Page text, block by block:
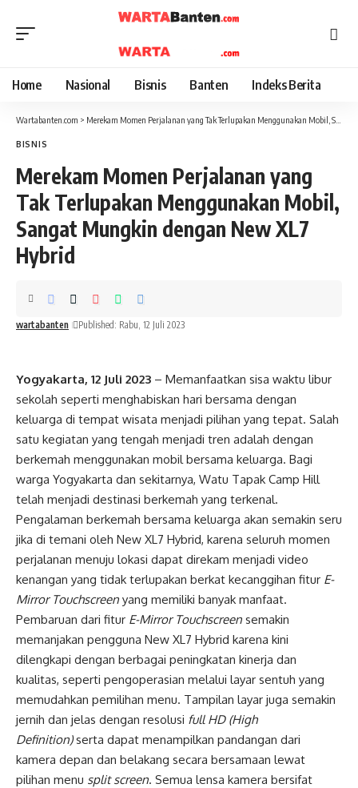
Home Nasional Bisnis Banten Indeks Berita
Wartabanten.com > Merekam Momen Perjalanan yang Tak Terlupakan Menggunakan Mobil, Sangat Mungkin dengan New XL7 Hybrid
BISNIS
Merekam Momen Perjalanan yang
Tak Terlupakan Menggunakan Mobil,
Sangat Mungkin dengan New XL7
Hybrid
wartabanten Published: Rabu, 12 Juli 2023
Yogyakarta, 12 Juli 2023 – Memanfaatkan sisa waktu libur
sekolah seperti menghabiskan hari bersama dengan
keluarga di tempat wisata menjadi pilihan yang tepat. Salah
satu kegiatan yang tengah menjadi tren adalah dengan
berkemah menggunakan mobil bersama keluarga. Bagi
warga Yogyakarta dan sekitarnya, Watu Tapak Camp Hill
telah menjadi destinasi berkemah yang terkenal.
Pengalaman berkemah bersama keluarga akan semakin seru
jika di temani oleh New XL7 Hybrid, karena seluruh momen
perjalanan menuju lokasi dapat direkam menjadi video
kenangan yang tidak terlupakan berkat kecanggihan fitur E-
Mirror Touchscreen yang memiliki banyak manfaat.
Pembaruan dari fitur E-Mirror Touchscreen semakin
memanjakan pengguna New XL7 Hybrid karena kini
dilengkapi dengan berbagai peningkatan kinerja dan
kualitas, seperti pengoperasian melalui layar sentuh yang
memudahkan pemilihan menu. Tampilan layar juga semakin
jernih dan jelas dengan resolusi full HD (High
Definition)serta dapat menampilkan pandangan dari
kamera depan dan belakang secara bersamaan lewat
pilihan menu split screen. Semua lensa kamera bersifat